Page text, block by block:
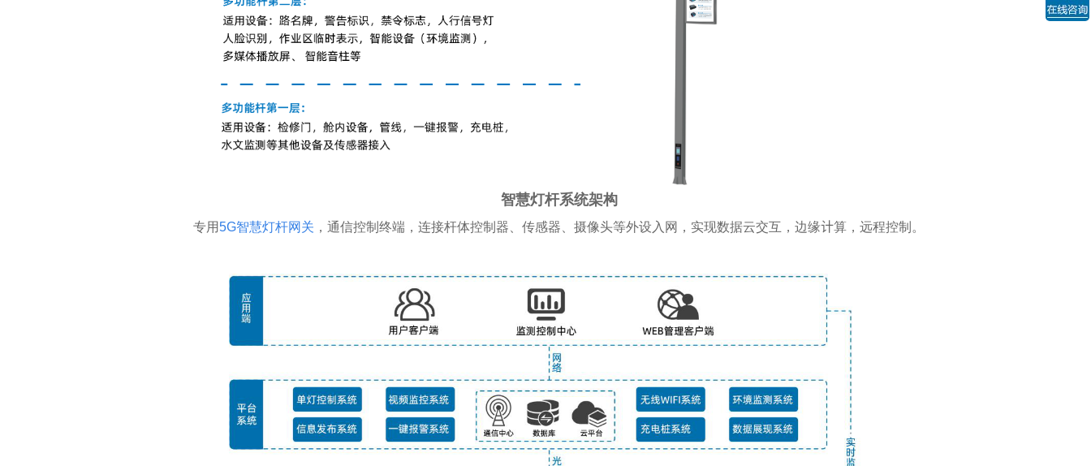
智慧灯杆系统架构
专用5G智慧灯杆网关 ，通信控制终端，连接杆体控制器、传感器、摄像头等外设入网，实现数据云交互，边缘计算，远程控制。